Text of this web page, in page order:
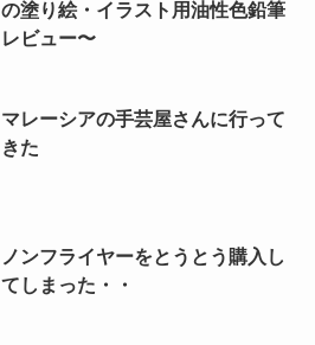
の塗り絵・イラスト用油性色鉛筆
レビュー〜
マレーシアの手芸屋さんに行って
きた
ノンフライヤーをとうとう購入し
てしまった・・